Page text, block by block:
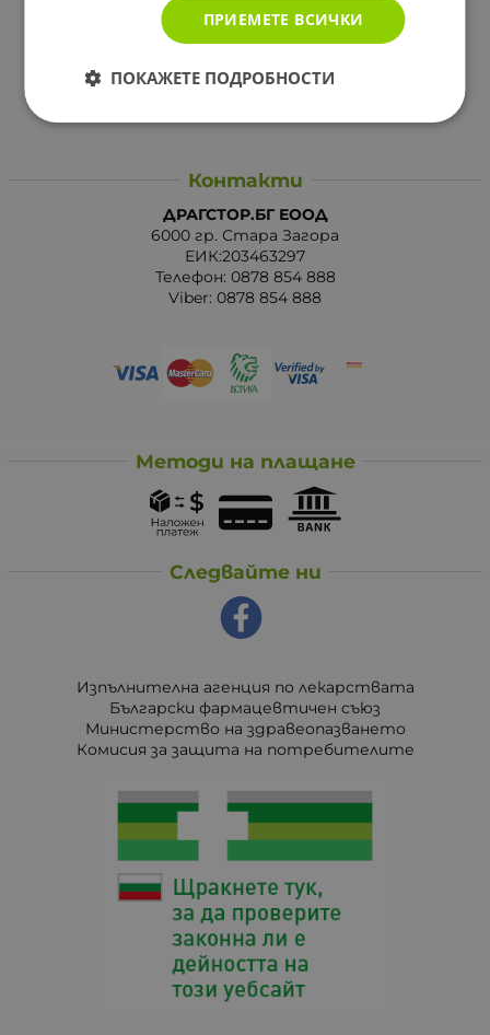
Отказ от сделка
За Drugstore.bg
Карта на сайта
Контакти
ДРАГСТОР.БГ ЕООД
6000 гр. Стара Загора
ЕИК:203463297
Телефон: 0878 854 888
Viber: 0878 854 888
Методи на плащане
Следвайте ни
Изпълнителна агенция по лекарствата
Български фармацевтичен съюз
Министерство на здравеопазването
Комисия за защита на потребителите
ПРИЕМЕТЕ ВСИЧКИ
ПОКАЖЕТЕ ПОДРОБНОСТИ